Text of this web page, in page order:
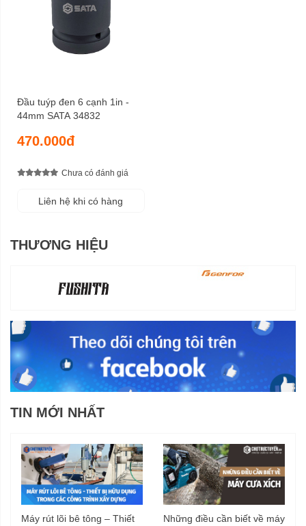
Đầu tuýp đen 6 cạnh 1in -
44mm SATA 34832
470.000đ
Chưa có đánh giá
Liên hệ khi có hàng
THƯƠNG HIỆU
TIN MỚI NHẤT
Máy rút lõi bê tông – Thiết
Những điều cần biết về máy